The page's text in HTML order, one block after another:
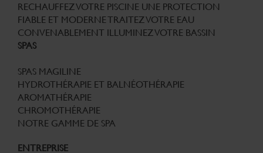
RECHAUFFEZ VOTRE PISCINE UNE PROTECTION
FIABLE ET MODERNETRAITEZ VOTRE EAU
CONVENABLEMENT ILLUMINEZ VOTRE BASSIN
SPAS
SPAS MAGILINE
HYDROTHÉRAPIE ET BALNÉOTHÉRAPIE
AROMATHÉRAPIE
CHROMOTHÉRAPIE
NOTRE GAMME DE SPA
ENTREPRISE